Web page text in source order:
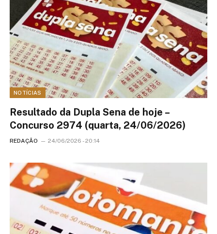
NOTÍCIAS
Resultado da Dupla Sena de hoje –
Concurso 2974 (quarta, 24/06/2026)
REDAÇÃO 24/06/2026 - 20:14